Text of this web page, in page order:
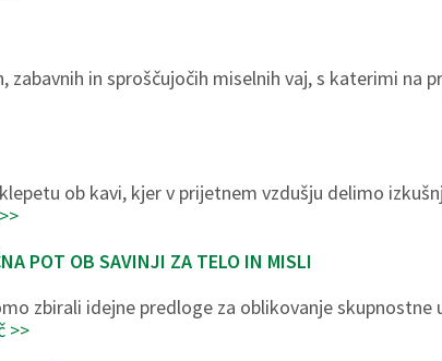
zabavnih in sproščujočih miselnih vaj, s katerimi na
ob kavi, kjer v prijetnem vzdušju delimo
POT OB SAVINJI ZA TELO IN MISLI
zbirali idejne predloge za oblikovanje skupnostne
>>